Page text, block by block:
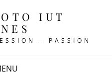
IUT
– PASSION